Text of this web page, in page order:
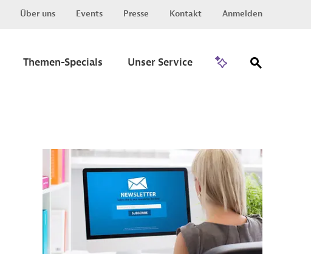
Über uns Events Presse Kontakt Anmelden
Themen-Specials Unser Service